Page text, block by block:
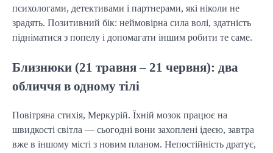
психологами, детективами і партнерами, які ніколи не
зрадять. Позитивний бік: неймовірна сила волі, здатність
підніматися з попелу і допомагати іншим робити те саме.
Близнюки (21 травня – 21 червня): два
обличчя в одному тілі
Повітряна стихія, Меркурій. Їхній мозок працює на
швидкості світла — сьогодні вони захоплені ідеєю, завтра
вже в іншому місті з новим планом. Непостійність дратує,